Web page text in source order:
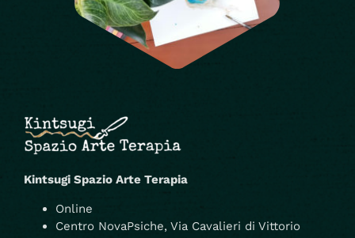
Kintsugi Spazio Arte Terapia
Online
Centro NovaPsiche, Via Cavalieri di Vittorio